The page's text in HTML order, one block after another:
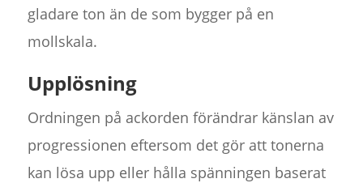
gladare ton än de som bygger på en
mollskala.
Upplösning
Ordningen på ackorden förändrar känslan av
progressionen eftersom det gör att tonerna
kan lösa upp eller hålla spänningen baserat